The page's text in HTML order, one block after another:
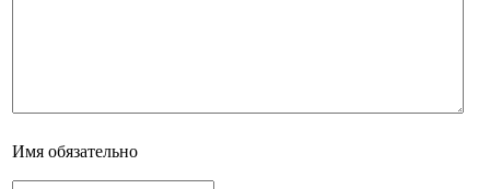
Имя обязательно